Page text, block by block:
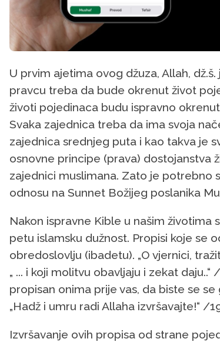
U prvim ajetima ovog džuza, Allah,
pravcu treba da bude okrenut život
životi pojedinaca budu ispravno
Svaka zajednica treba da ima svoja
zajednica srednjeg puta i kao takva je
osnovne principe (prava) dostojanstva
zajednici muslimana. Zato je potrebno
odnosu na Sunnet Božijeg poslanika
Nakon ispravne Kible u našim
petu islamsku dužnost. Propisi koje se
obredoslovlju (ibadetu). „O vjernici,
„ ... i koji molitvu obavljaju i zekat
propisan onima prije vas, da biste se
„Hadž i umru radi Allaha izvršavajte!“ /
Izvršavanje ovih propisa od strane